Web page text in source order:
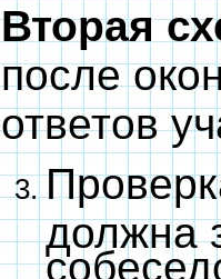
Вторая
после
ответов
должна